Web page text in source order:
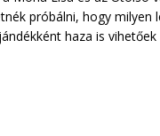
próbálni, hogy
haza is